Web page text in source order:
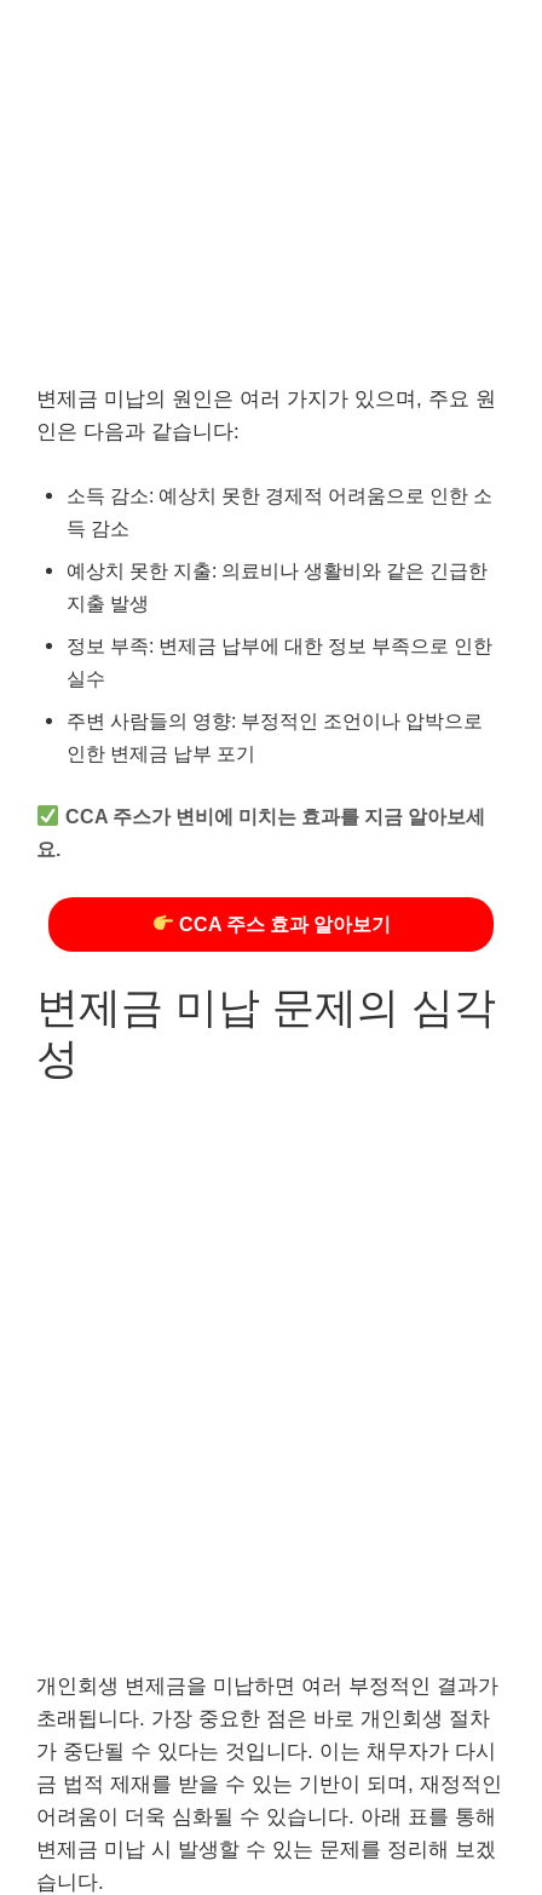
변제금 미납의 원인은 여러 가지가 있으며, 주요 원
인은 다음과 같습니다:
소득 감소: 예상치 못한 경제적 어려움으로 인한 소
득 감소
예상치 못한 지출: 의료비나 생활비와 같은 긴급한
지출 발생
정보 부족: 변제금 납부에 대한 정보 부족으로 인한
실수
주변 사람들의 영향: 부정적인 조언이나 압박으로
인한 변제금 납부 포기
CCA 주스가 변비에 미치는 효과를 지금 알아보세
요.
CCA 주스 효과 알아보기
변제금 미납 문제의 심각
성
개인회생 변제금을 미납하면 여러 부정적인 결과가
초래됩니다. 가장 중요한 점은 바로 개인회생 절차
가 중단될 수 있다는 것입니다. 이는 채무자가 다시
금 법적 제재를 받을 수 있는 기반이 되며, 재정적인
어려움이 더욱 심화될 수 있습니다. 아래 표를 통해
변제금 미납 시 발생할 수 있는 문제를 정리해 보겠
습니다.